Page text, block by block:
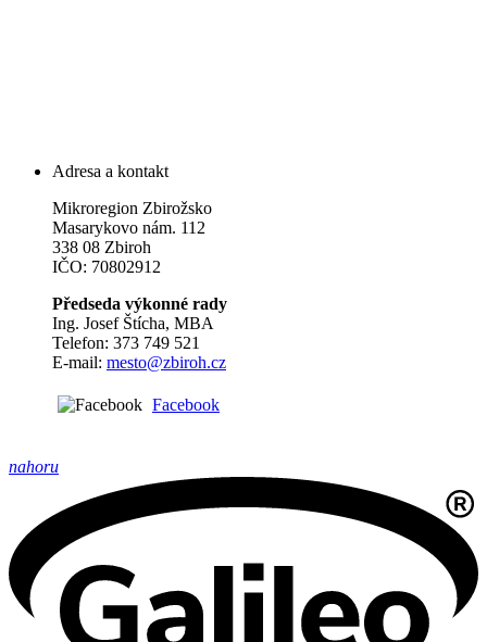
Adresa a kontakt
Mikroregion Zbirožsko
Masarykovo nám. 112
338 08 Zbiroh
IČO: 70802912
Předseda výkonné rady
Ing. Josef Štícha, MBA
Telefon: 373 749 521
E-mail: mesto@zbiroh.cz
Facebook
nahoru